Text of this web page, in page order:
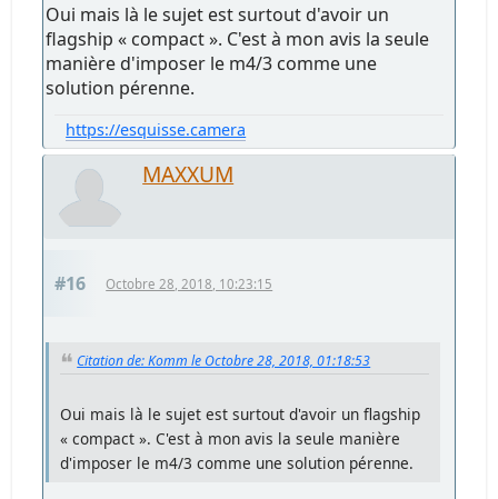
Oui mais là le sujet est surtout d'avoir un
flagship « compact ». C'est à mon avis la seule
manière d'imposer le m4/3 comme une
solution pérenne.
https://esquisse.camera
MAXXUM
#16 Octobre 28, 2018, 10:23:15
Citation de: Komm le Octobre 28, 2018, 01:18:53
Oui mais là le sujet est surtout d'avoir un flagship
« compact ». C'est à mon avis la seule manière
d'imposer le m4/3 comme une solution pérenne.